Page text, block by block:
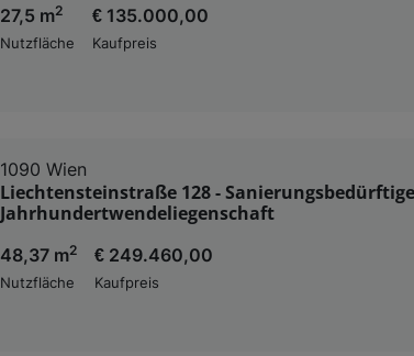
27,5 m2
Nutzfläche
€ 135.000,00
Kaufpreis
1090 Wien
Liechtensteinstraße 128 -
Jahrhundertwendeliegenschaft
48,37 m2
Nutzfläche
€ 249.460,00
Kaufpreis